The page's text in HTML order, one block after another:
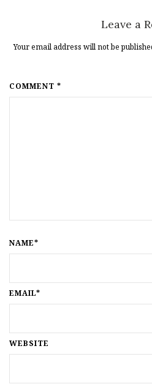
Leave a
Your email address will not be
COMMENT *
NAME*
EMAIL*
WEBSITE